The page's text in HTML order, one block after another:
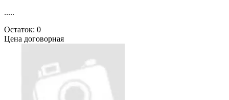
.....
Остаток: 0
Цена договорная